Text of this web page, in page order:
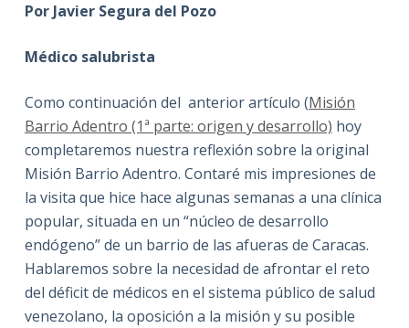
n
o
Por Javier Segura del Pozo
Médico salubrista
Como continuación del anterior artículo (Misión
Barrio Adentro (1ª parte: origen y desarrollo) hoy
completaremos nuestra reflexión sobre la original
Misión Barrio Adentro. Contaré mis impresiones de
la visita que hice hace algunas semanas a una clínica
popular, situada en un “núcleo de desarrollo
endógeno” de un barrio de las afueras de Caracas.
Hablaremos sobre la necesidad de afrontar el reto
del déficit de médicos en el sistema público de salud
venezolano, la oposición a la misión y su posible